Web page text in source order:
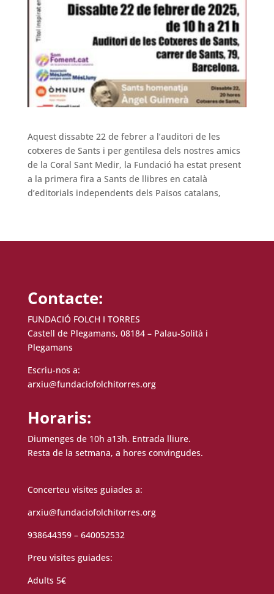
Aquest dissabte 22 de febrer a l’auditori de les
cotxeres de Sants i per gentilesa dels nostres amics
de la Coral Sant Medir, la Fundació ha estat present
a la primera fira a Sants de llibres en català
d’editorials independents dels Països catalans,
Contacte:
FUNDACIÓ FOLCH I TORRES
Castell de Plegamans, 08184 – Palau-Solità i
Plegamans
Escriu-nos a:
arxiu@fundaciofolchitorres.org
Horaris:
Diumenges de 10h a13h. Entrada lliure.
Resta de la setmana, a hores convingudes.
Concerteu visites guiades a:
arxiu@fundaciofolchitorres.org
938644359 – 640052532
Preu visites guiades:
Adults 5€